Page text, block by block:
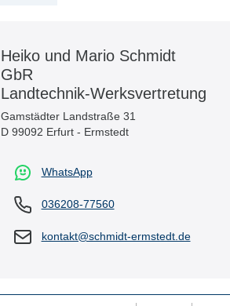
Heiko und Mario Schmidt
GbR
Landtechnik-Werksvertretung
Gamstädter Landstraße 31
D 99092 Erfurt - Ermstedt
WhatsApp
036208-77560
kontakt@schmidt-ermstedt.de